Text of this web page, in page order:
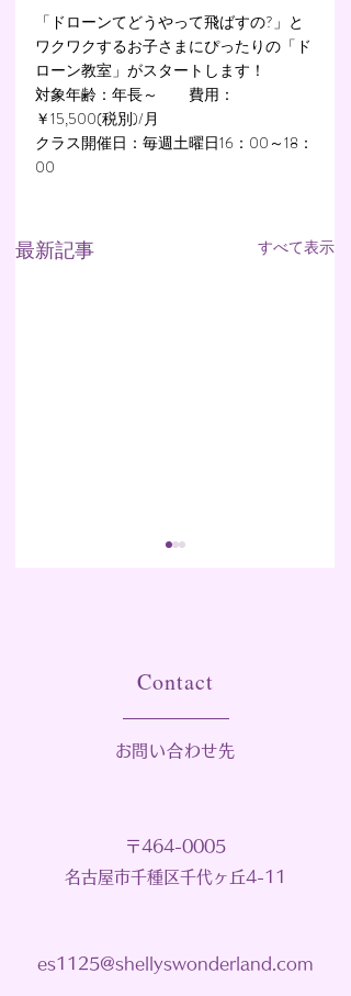
「ドローンてどうやって飛ばすの?」と
ワクワクするお子さまにぴったりの「ド
ローン教室」がスタートします！
対象年齢：年長～　　費用：
￥15,500(税別)/月
クラス開催日：毎週土曜日16：00～18：
00
最新記事 すべて表示
Contact
​お問い合わせ先
〒464-0005
​名古屋市千種区千代ヶ丘4-11
es1125@shellyswonderland.com